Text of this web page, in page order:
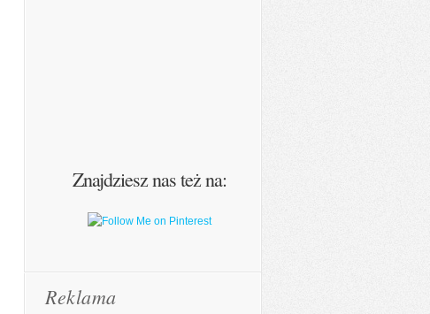
Znajdziesz nas też na:
Reklama